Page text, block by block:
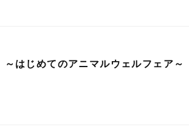
～はじめてのアニマルウェルフェア